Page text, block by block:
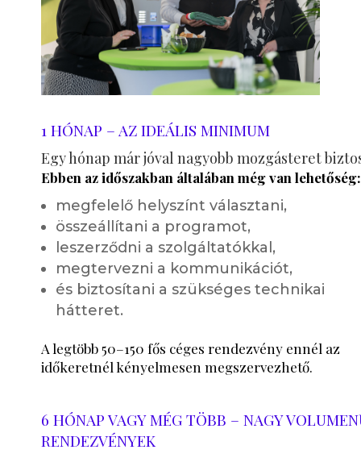
1 HÓNAP – AZ IDEÁLIS MINIMUM
Egy hónap már jóval nagyobb mozgásteret
Ebben az időszakban általában még van lehetőség:
megfelelő helyszínt választani,
összeállítani a programot,
leszerződni a szolgáltatókkal,
megtervezni a kommunikációt,
és biztosítani a szükséges technikai
hátteret.
A legtöbb 50–150 fős céges rendezvény ennél az
időkeretnél kényelmesen megszervezhető.
6 HÓNAP VAGY MÉG TÖBB – NAGY
RENDEZVÉNYEK